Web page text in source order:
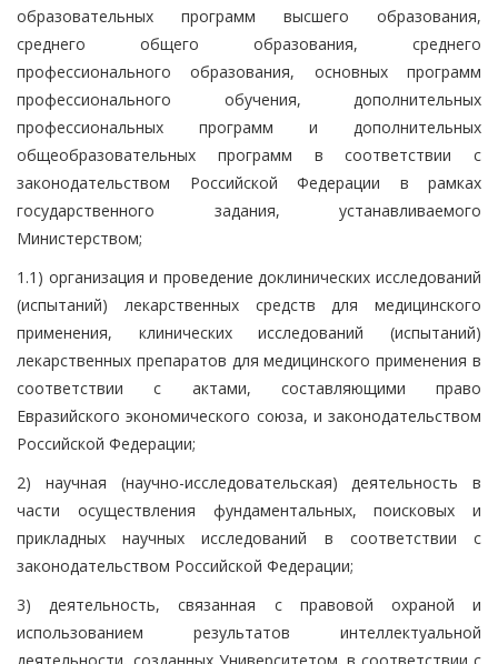
образовательных программ высшего образования,
среднего общего образования, среднего
профессионального образования, основных программ
профессионального обучения, дополнительных
профессиональных программ и дополнительных
общеобразовательных программ в соответствии с
законодательством Российской Федерации в рамках
государственного задания, устанавливаемого
Министерством;
1.1) организация и проведение доклинических исследований
(испытаний) лекарственных средств для медицинского
применения, клинических исследований (испытаний)
лекарственных препаратов для медицинского применения в
соответствии с актами, составляющими право
Евразийского экономического союза, и законодательством
Российской Федерации;
2) научная (научно-исследовательская) деятельность в
части осуществления фундаментальных, поисковых и
прикладных научных исследований в соответствии с
законодательством Российской Федерации;
3) деятельность, связанная с правовой охраной и
использованием результатов интеллектуальной